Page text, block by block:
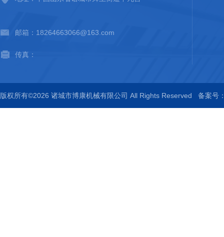
邮箱：18264663066@163.com
传真：
版权所有©2026 诸城市博康机械有限公司 All Rights Reserved 备案号